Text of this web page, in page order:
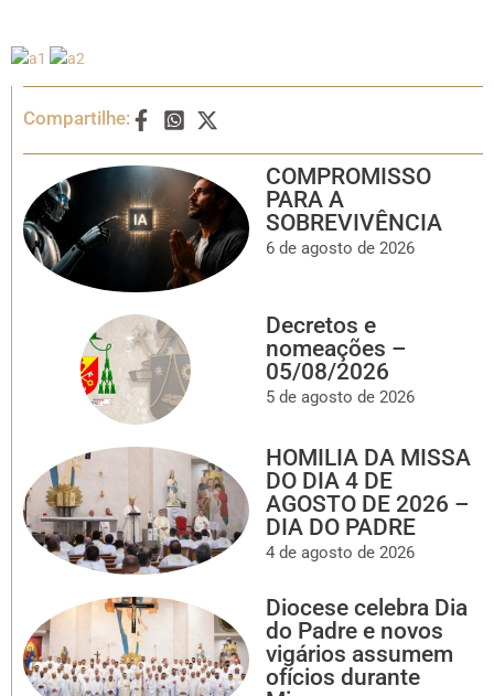
Compartilhe:
COMPROMISSO
PARA A
SOBREVIVÊNCIA
6 de agosto de 2026
Decretos e
nomeações –
05/08/2026
5 de agosto de 2026
HOMILIA DA MISSA
DO DIA 4 DE
AGOSTO DE 2026 –
DIA DO PADRE
4 de agosto de 2026
Diocese celebra Dia
do Padre e novos
vigários assumem
ofícios durante